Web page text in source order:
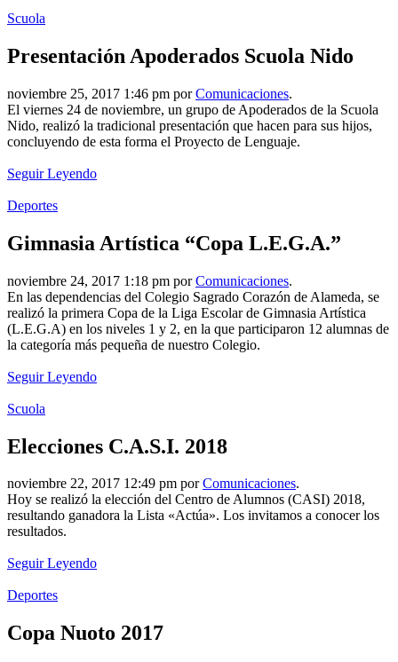
Scuola
Presentación Apoderados Scuola Nido
noviembre 25, 2017 1:46 pm porComunicaciones.
El viernes 24 de noviembre, un grupo de Apoderados de la Scuola
Nido, realizó la tradicional presentación que hacen para sus hijos,
concluyendo de esta forma el Proyecto de Lenguaje.
Seguir Leyendo
Deportes
Gimnasia Artística “Copa L.E.G.A.”
noviembre 24, 2017 1:18 pm porComunicaciones.
En las dependencias del Colegio Sagrado Corazón de Alameda, se
realizó la primera Copa de la Liga Escolar de Gimnasia Artística
(L.E.G.A) en los niveles 1 y 2, en la que participaron 12 alumnas de
la categoría más pequeña de nuestro Colegio.
Seguir Leyendo
Scuola
Elecciones C.A.S.I. 2018
noviembre 22, 2017 12:49 pm porComunicaciones.
Hoy se realizó la elección del Centro de Alumnos (CASI) 2018,
resultando ganadora la Lista «Actúa». Los invitamos a conocer los
resultados.
Seguir Leyendo
Deportes
Copa Nuoto 2017